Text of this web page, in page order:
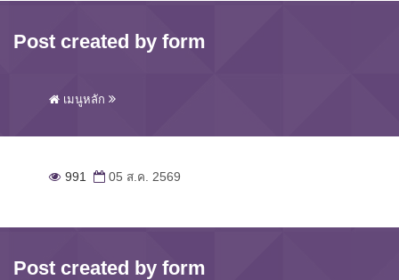
Post created by form
เมนูหลัก
991 05 ส.ค. 2569
Post created by form